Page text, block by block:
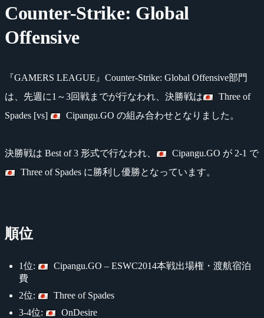
Counter-Strike: Global
Offensive
『GAMERS LEAGUE』Counter-Strike: Global Offensive部門
は、先週に1～3回戦までが行なわれ、決勝戦は
Three of
Spades [vs]
Cipangu.GO の組み合わせとなりました。
決勝戦は Best of 3 形式で行なわれ、
Cipangu.GO が 2-1 で
Three of Spades に勝利し優勝となっています。
順位
1位:
Cipangu.GO – ESWC2014本戦出場権・渡航宿泊
費
2位:
Three of Spades
3-4位:
OnDesire